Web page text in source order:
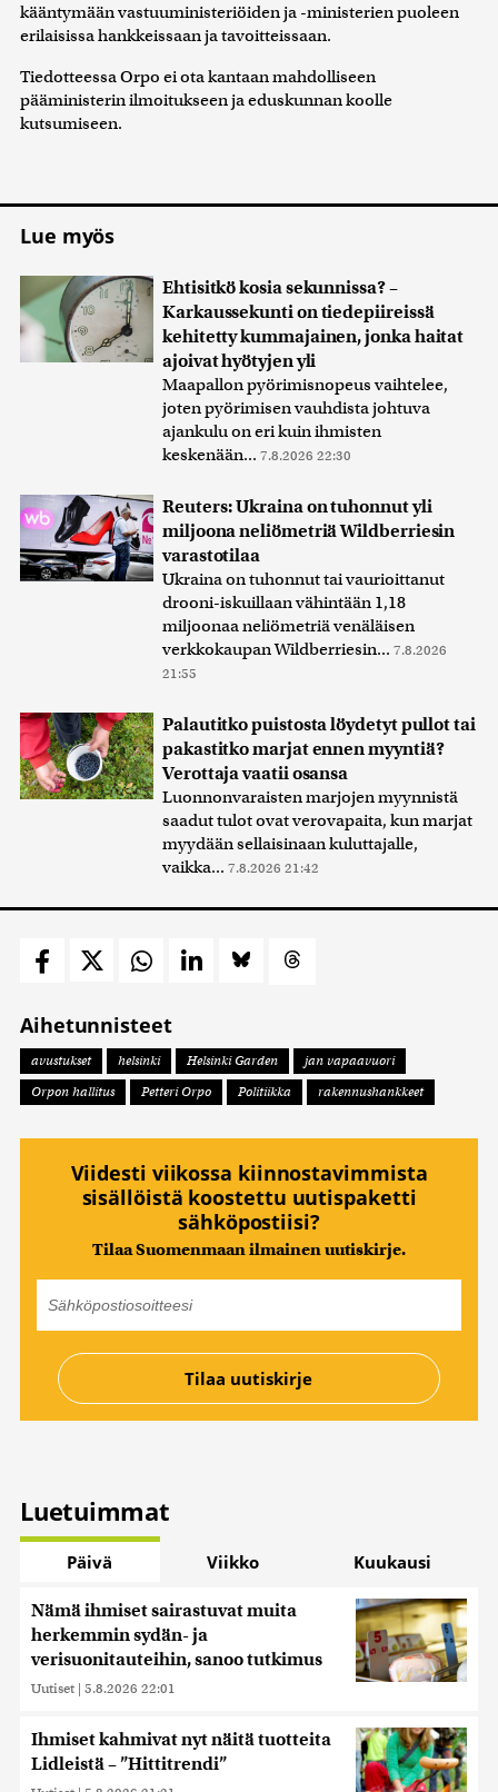
kääntymään vastuuministeriöiden ja -ministerien puoleen
erilaisissa hankkeissaan ja tavoitteissaan.
Tiedotteessa Orpo ei ota kantaan mahdolliseen
pääministerin ilmoitukseen ja eduskunnan koolle
kutsumiseen.
Lue myös
Ehtisitkö kosia sekunnissa? –
Karkaussekunti on tiedepiireissä
kehitetty kummajainen, jonka haitat
ajoivat hyötyjen yli
Maapallon pyörimisnopeus vaihtelee,
joten pyörimisen vauhdista johtuva
ajankulu on eri kuin ihmisten
keskenään... 7.8.2026 22:30
Reuters: Ukraina on tuhonnut yli
miljoona neliömetriä Wildberriesin
varastotilaa
Ukraina on tuhonnut tai vaurioittanut
drooni-iskuillaan vähintään 1,18
miljoonaa neliömetriä venäläisen
verkkokaupan Wildberriesin... 7.8.2026
21:55
Palautitko puistosta löydetyt pullot tai
pakastitko marjat ennen myyntiä?
Verottaja vaatii osansa
Luonnonvaraisten marjojen myynnistä
saadut tulot ovat verovapaita, kun marjat
myydään sellaisinaan kuluttajalle,
vaikka... 7.8.2026 21:42
Aihetunnisteet
avustukset helsinki Helsinki Garden
jan vapaavuori
Orpon hallitus
Petteri Orpo Politiikka rakennushankkeet
Viidesti viikossa kiinnostavimmista
sisällöistä koostettu uutispaketti
sähköpostiisi?
Tilaa Suomenmaan ilmainen uutiskirje.
Luetuimmat
Päivä Viikko Kuukausi
Nämä ihmiset sairastuvat muita
herkemmin sydän- ja
verisuonitauteihin, sanoo tutkimus
Uutiset | 5.8.2026 22:01
Ihmiset kahmivat nyt näitä tuotteita
Lidleistä – ”Hittitrendi”